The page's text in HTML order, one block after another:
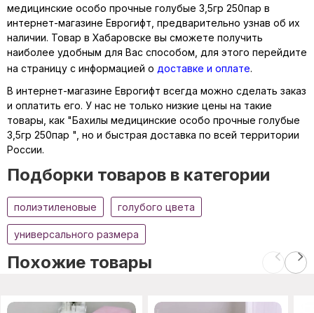
медицинские особо прочные голубые 3,5гр 250пар в
интернет-магазине Еврогифт, предварительно узнав об их
наличии. Товар в Хабаровске вы сможете получить
наиболее удобным для Вас способом, для этого перейдите
на страницу с информацией о доставке и оплате.
В интернет-магазине Еврогифт всегда можно сделать заказ
и оплатить его. У нас не только низкие цены на такие
товары, как "Бахилы медицинские особо прочные голубые
3,5гр 250пар ", но и быстрая доставка по всей территории
России.
Подборки товаров в категории
полиэтиленовые голубого цвета
универсального размера
Похожие товары